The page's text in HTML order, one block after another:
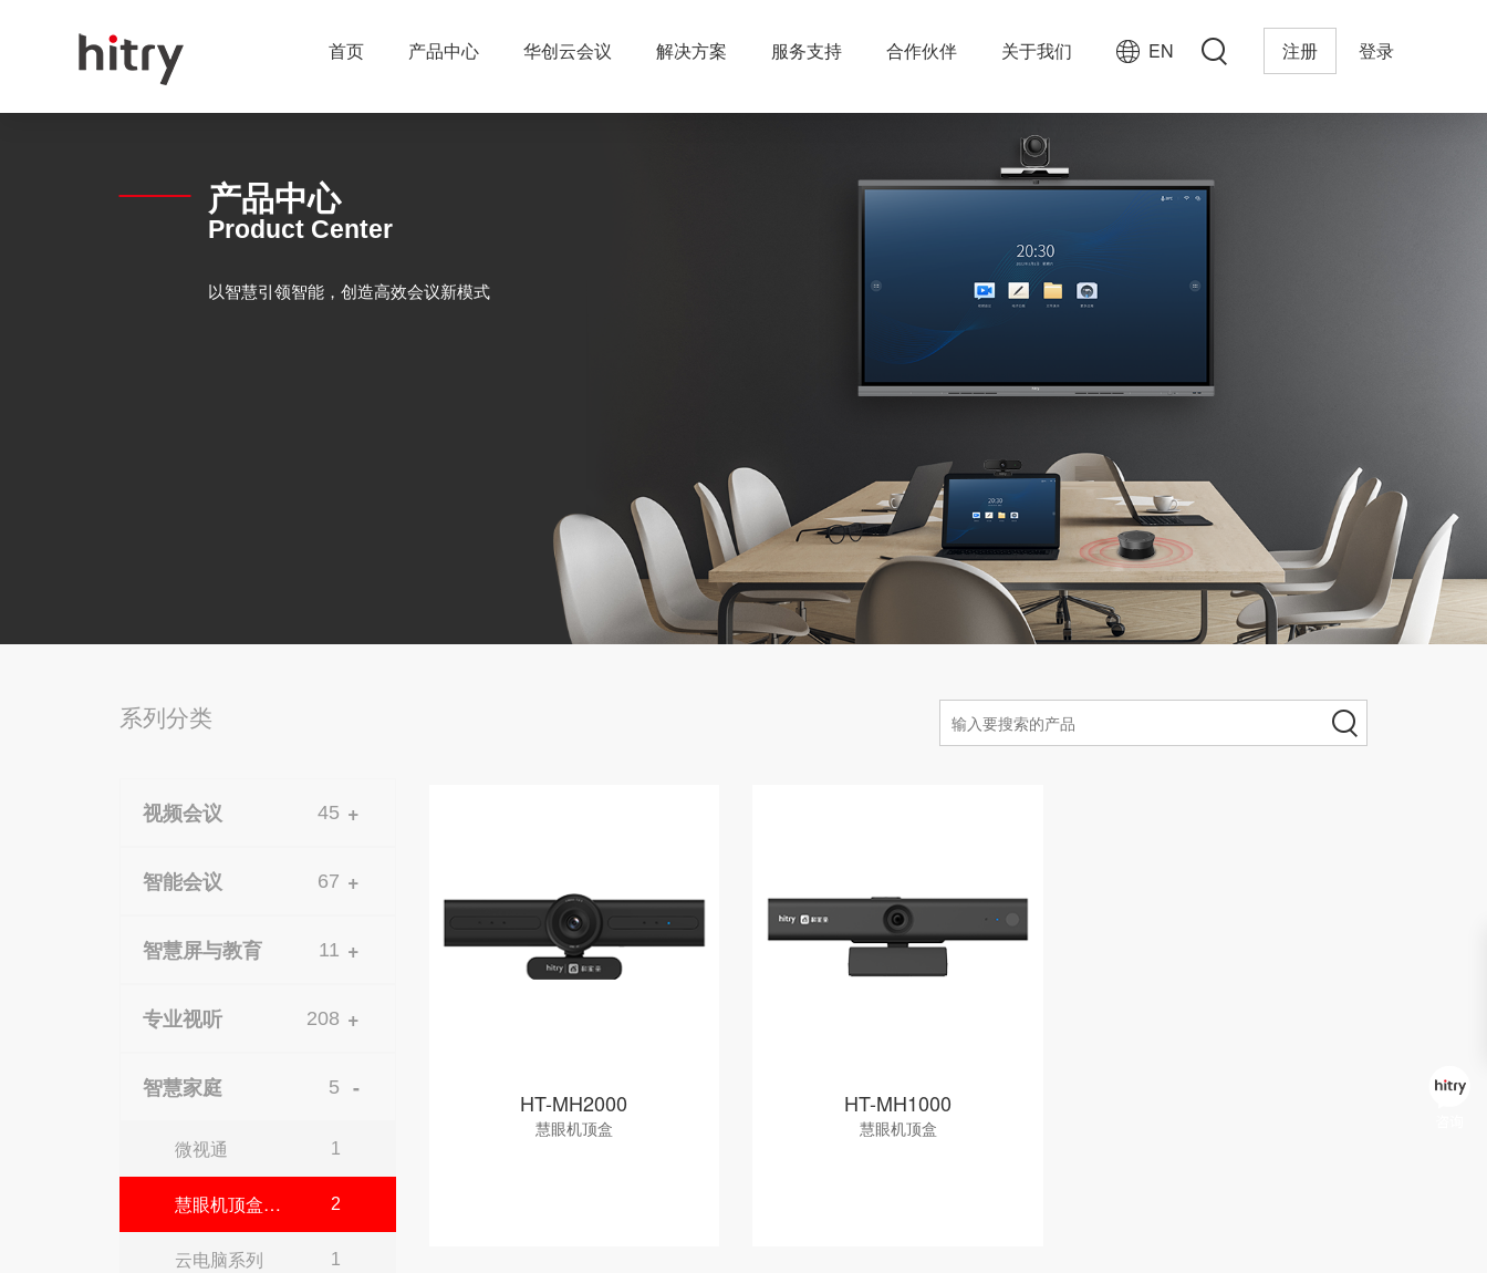
注册 登录
EN
首页 产品中心 华创云会议 解决方案 服务支持 合作伙伴 关于我们
产品中心
Product Center
以智慧引领智能，创造高效会议新模式
系列分类
视频会议 45 +
智能会议 67 +
智慧屏与教育 11 +
专业视听 208 +
智慧家庭 5 -
微视通 1
慧眼机顶盒系列 2
云电脑系列 1
HT-MH2000
慧眼机顶盒
HT-MH1000
慧眼机顶盒